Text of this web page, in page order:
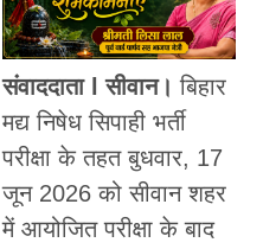
संवाददाता l सीवान।बिहार
मद्य निषेध सिपाही भर्ती
परीक्षा के तहत बुधवार, 17
जून 2026 को सीवान शहर
में आयोजित परीक्षा के बाद